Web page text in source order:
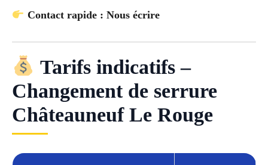
Contact rapide : Nous écrire
Tarifs indicatifs –
Changement de serrure
Châteauneuf Le Rouge